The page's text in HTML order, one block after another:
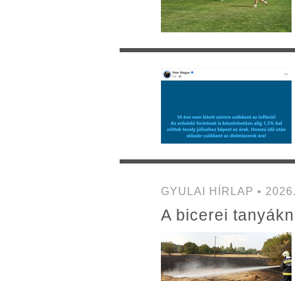
GYULAI HÍRLAP •
A bicerei